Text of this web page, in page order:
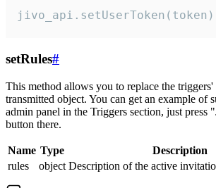
setRules#
This method allows you to replace the
transmitted object. You can get an example of
admin panel in the Triggers section, just press
button there.
Name Type
Description
rules
object Description of the active